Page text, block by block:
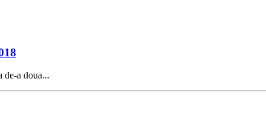
de-a doua...